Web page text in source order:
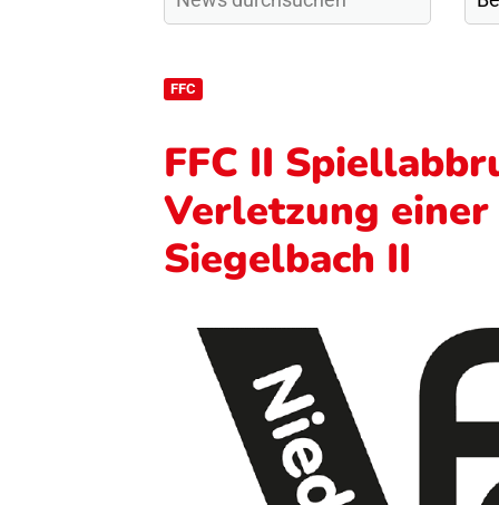
FFC
FFC II
Verletzung
Siegelbach II